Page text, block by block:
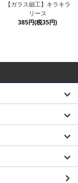
【ガラス細工】キラキラ
リース
385円(税35円)